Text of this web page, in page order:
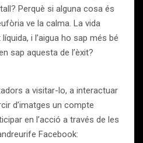
Perquè si alguna cosa és
ve la calma. La vida
i l’aigua ho sap més bé
sap aquesta de l’èxit?
a visitar-lo, a interactuar
d’imatges un compte
en l’acció a través de les
Facebook: